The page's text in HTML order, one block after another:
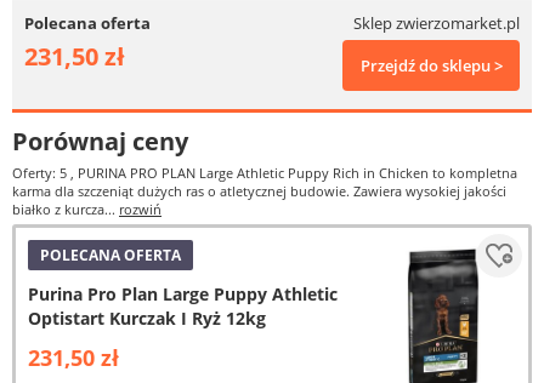
Polecana oferta Sklep zwierzomarket.pl
231,50 zł Przejdź do sklepu >
Porównaj ceny
Oferty: 5 , PURINA PRO PLAN Large Athletic Puppy Rich in Chicken to kompletna
karma dla szczeniąt dużych ras o atletycznej budowie. Zawiera wysokiej jakości
białko z kurcza... rozwiń
POLECANA OFERTA
Purina Pro Plan Large Puppy Athletic
Optistart Kurczak I Ryż 12kg
231,50 zł